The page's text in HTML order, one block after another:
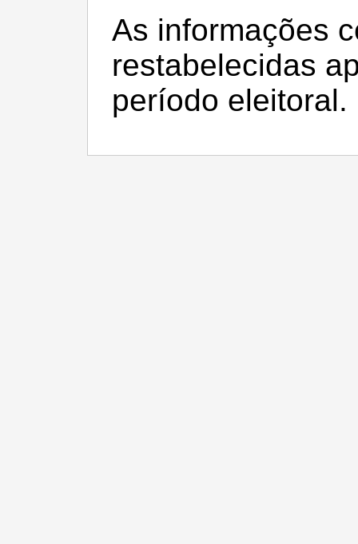
As informações
restabelecidas
período eleitoral.